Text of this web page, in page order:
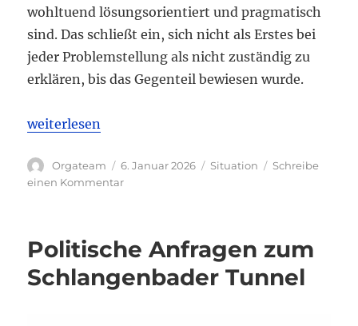
wohltuend lösungsorientiert und pragmatisch
sind. Das schließt ein, sich nicht als Erstes bei
jeder Problemstellung als nicht zuständig zu
erklären, bis das Gegenteil bewiesen wurde.
„Zum Jahreswechsel ein wenig Politik und ein Lob
weiterlesen
Autor
Orgateam
Veröffentlicht
am
6. Januar 2026 Kategorien
Situation
Schreibe
einen Kommentarzu
wenig
Politik
und
Politische Anfragen zum
Schlangenbader Tunnel